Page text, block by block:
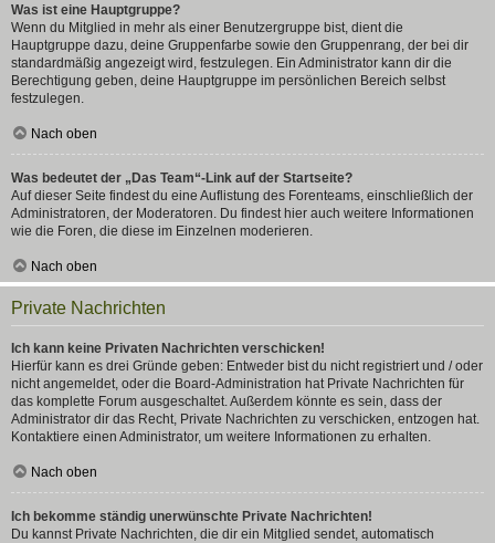
Was ist eine Hauptgruppe?
Wenn du Mitglied in mehr als einer Benutzergruppe bist, dient die
Hauptgruppe dazu, deine Gruppenfarbe sowie den Gruppenrang, der bei dir
standardmäßig angezeigt wird, festzulegen. Ein Administrator kann dir die
Berechtigung geben, deine Hauptgruppe im persönlichen Bereich selbst
festzulegen.
Nach oben
Was bedeutet der „Das Team“-Link auf der Startseite?
Auf dieser Seite findest du eine Auflistung des Forenteams, einschließlich der
Administratoren, der Moderatoren. Du findest hier auch weitere Informationen
wie die Foren, die diese im Einzelnen moderieren.
Nach oben
Private Nachrichten
Ich kann keine Privaten Nachrichten verschicken!
Hierfür kann es drei Gründe geben: Entweder bist du nicht registriert und / oder
nicht angemeldet, oder die Board-Administration hat Private Nachrichten für
das komplette Forum ausgeschaltet. Außerdem könnte es sein, dass der
Administrator dir das Recht, Private Nachrichten zu verschicken, entzogen hat.
Kontaktiere einen Administrator, um weitere Informationen zu erhalten.
Nach oben
Ich bekomme ständig unerwünschte Private Nachrichten!
Du kannst Private Nachrichten, die dir ein Mitglied sendet, automatisch